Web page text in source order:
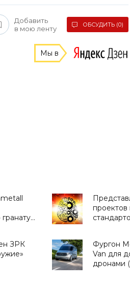
Добавить
в мою ленту
ОБСУДИТЬ (0)
Мы в
проектов
ЗРК
Фургон
Van для
дронами